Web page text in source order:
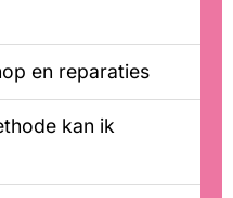
en reparaties
kan ik